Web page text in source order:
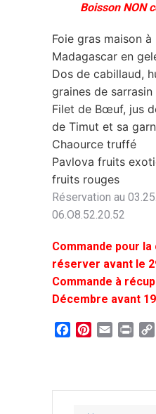
Boisson NON
Foie gras maison
Madagascar en
Dos de cabillaud,
graines de sarrasin
Filet de Bœuf, jus
de Timut et sa
Chaource truffé
Pavlova fruits
fruits rouges
Réservation au
06.O8.52.20.52
Commande pour
réserver avant le
Commande à
Décembre avant
Facebook
Pinterest
Email Print